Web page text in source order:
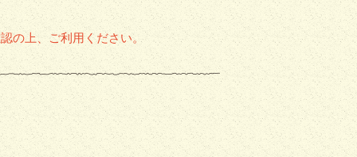
の上、ご利用ください。